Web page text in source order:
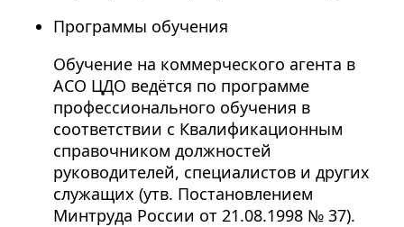
Программы обучения
Обучение на коммерческого агента в
АСО ЦДО ведётся по программе
профессионального обучения в
соответствии с Квалификационным
справочником должностей
руководителей, специалистов и других
служащих (утв. Постановлением
Минтруда России от 21.08.1998 № 37).